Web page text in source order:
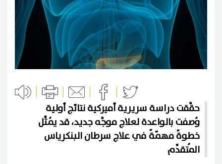
حقَّقت دراسة سريرية أميركية نتائج أولية
وُصفت بالواعدة لعلاج موجَّه جديد، قد يُمثِّل
خطوةً مهمّةً في علاج سرطان البنكرياس
المُتقدِّم